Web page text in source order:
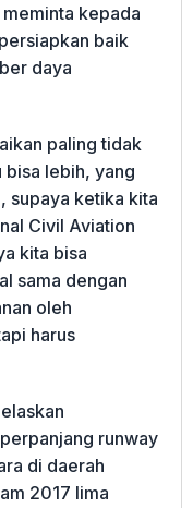
kepada
baik
daya
paling tidak
bisa lebih, yang
supaya ketika kita
Civil Aviation
kita bisa
sama dengan
oleh
harus
runway
di daerah
2017 lima